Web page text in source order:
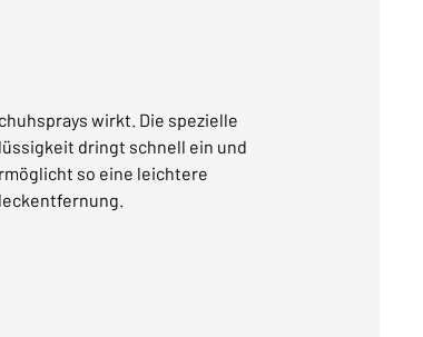
wirkt. Die spezielle
dringt schnell ein und
so eine leichtere